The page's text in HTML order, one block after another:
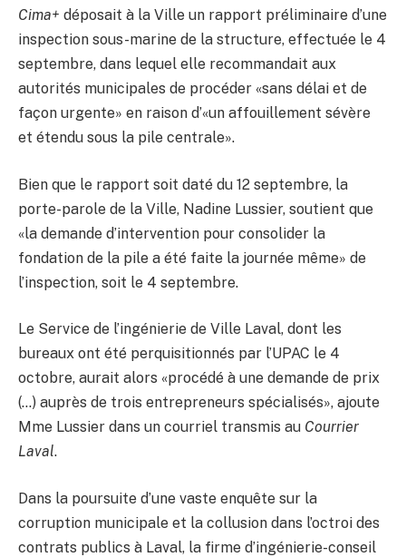
Cima+ déposait à la Ville un rapport préliminaire d’une
inspection sous-marine de la structure, effectuée le 4
septembre, dans lequel elle recommandait aux
autorités municipales de procéder «sans délai et de
façon urgente» en raison d’«un affouillement sévère
et étendu sous la pile centrale».
Bien que le rapport soit daté du 12 septembre, la
porte-parole de la Ville, Nadine Lussier, soutient que
«la demande d’intervention pour consolider la
fondation de la pile a été faite la journée même» de
l’inspection, soit le 4 septembre.
Le Service de l’ingénierie de Ville Laval, dont les
bureaux ont été perquisitionnés par l’UPAC le 4
octobre, aurait alors «procédé à une demande de prix
(…) auprès de trois entrepreneurs spécialisés», ajoute
Mme Lussier dans un courriel transmis au Courrier
Laval.
Dans la poursuite d’une vaste enquête sur la
corruption municipale et la collusion dans l’octroi des
contrats publics à Laval, la firme d’ingénierie-conseil